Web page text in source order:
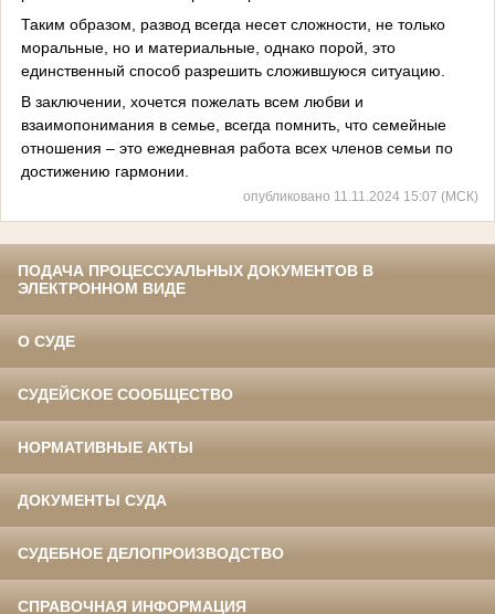
Таким образом, развод всегда несет сложности, не только
моральные, но и материальные, однако порой, это
единственный способ разрешить сложившуюся ситуацию.
В заключении, хочется пожелать всем любви и
взаимопонимания в семье, всегда помнить, что семейные
отношения – это ежедневная работа всех членов семьи по
достижению гармонии.
опубликовано 11.11.2024 15:07 (МСК)
ПОДАЧА ПРОЦЕССУАЛЬНЫХ ДОКУМЕНТОВ В
ЭЛЕКТРОННОМ ВИДЕ
О СУДЕ
СУДЕЙСКОЕ СООБЩЕСТВО
НОРМАТИВНЫЕ АКТЫ
ДОКУМЕНТЫ СУДА
СУДЕБНОЕ ДЕЛОПРОИЗВОДСТВО
СПРАВОЧНАЯ ИНФОРМАЦИЯ